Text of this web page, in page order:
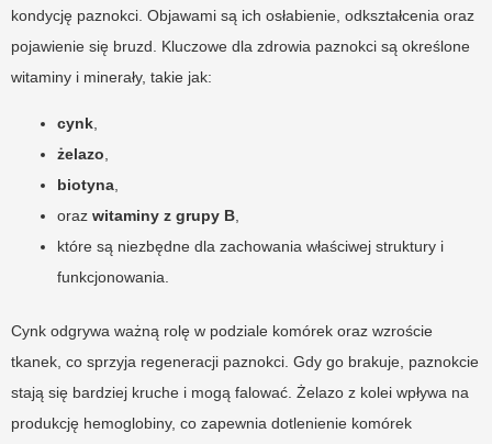
kondycję paznokci. Objawami są ich osłabienie, odkształcenia oraz
pojawienie się bruzd. Kluczowe dla zdrowia paznokci są określone
witaminy i minerały, takie jak:
cynk
żelazo
biotyna
oraz witaminy z grupy B
które są niezbędne dla zachowania właściwej struktury i
funkcjonowania.
Cynk odgrywa ważną rolę w podziale komórek oraz wzroście
tkanek, co sprzyja regeneracji paznokci. Gdy go brakuje, paznokcie
stają się bardziej kruche i mogą falować. Żelazo z kolei wpływa na
produkcję hemoglobiny, co zapewnia dotlenienie komórek